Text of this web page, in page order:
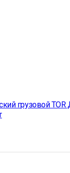
грузовой